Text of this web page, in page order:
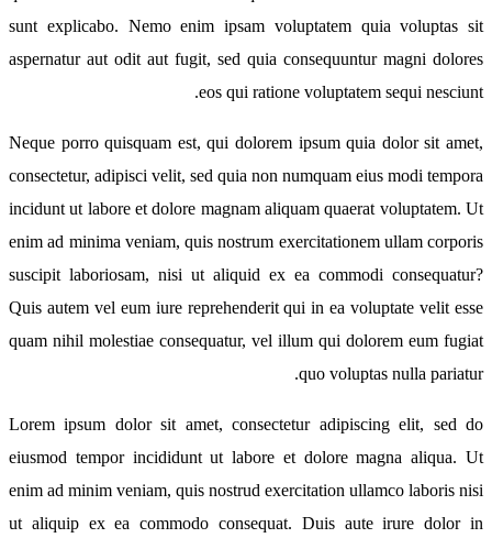
sunt explicabo. Nemo enim ipsam voluptatem quia voluptas sit
aspernatur aut odit aut fugit, sed quia consequuntur magni dolores
eos qui ratione voluptatem sequi nesciunt.
Neque porro quisquam est, qui dolorem ipsum quia dolor sit amet,
consectetur, adipisci velit, sed quia non numquam eius modi tempora
incidunt ut labore et dolore magnam aliquam quaerat voluptatem. Ut
enim ad minima veniam, quis nostrum exercitationem ullam corporis
suscipit laboriosam, nisi ut aliquid ex ea commodi consequatur?
Quis autem vel eum iure reprehenderit qui in ea voluptate velit esse
quam nihil molestiae consequatur, vel illum qui dolorem eum fugiat
quo voluptas nulla pariatur.
Lorem ipsum dolor sit amet, consectetur adipiscing elit, sed do
eiusmod tempor incididunt ut labore et dolore magna aliqua. Ut
enim ad minim veniam, quis nostrud exercitation ullamco laboris nisi
ut aliquip ex ea commodo consequat. Duis aute irure dolor in